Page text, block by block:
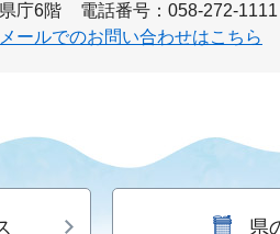
県庁6階
電話番号：058-272-1111
メールでのお問い合わせはこちら
県